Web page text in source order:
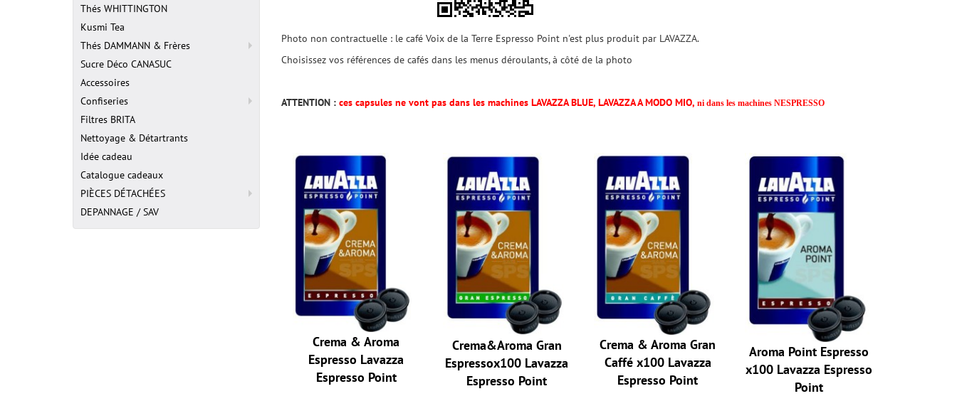
Thés WHITTINGTON
Kusmi Tea
Thés DAMMANN & Frères
Sucre Déco CANASUC
Accessoires
Confiseries
Filtres BRITA
Nettoyage & Détartrants
Idée cadeau
Catalogue cadeaux
PIÈCES DÉTACHÉES
DEPANNAGE / SAV
Photo non contractuelle : le café Voix de la Terre Espresso Point n'est plus produit par LAVAZZA.
Choisissez vos références de cafés dans les menus déroulants, à côté de la photo
ATTENTION:ces capsules ne vont pas dans les machines LAVAZZA BLUE, LAVAZZA A MODO MIO, ni dans les machines NESPRESSO
Crema & Aroma
Espresso Lavazza
Espresso Point
Crema&Aroma Gran
Espressox100 Lavazza
Espresso Point
Crema & Aroma Gran
Caffé x100 Lavazza
Espresso Point
Aroma Point Espresso
x100 Lavazza Espresso
Point